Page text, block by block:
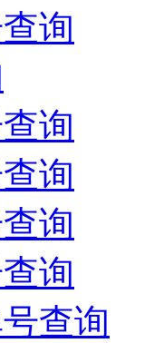
询
询
询
询
询
查询